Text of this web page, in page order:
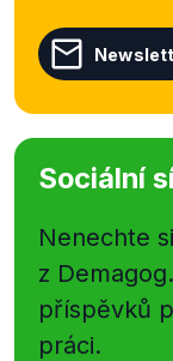
Sociální
Nenechte
z
příspěvků
práci.